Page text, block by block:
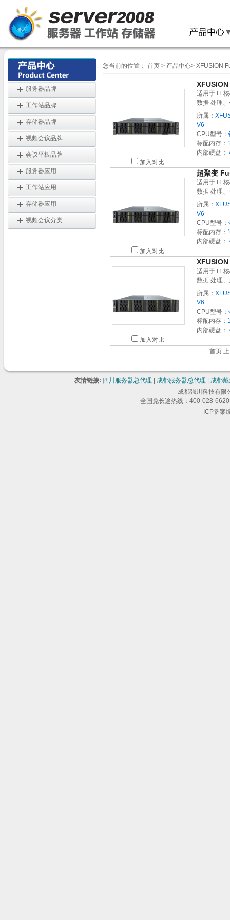
服务器品牌
工作站品牌
存储器品牌
视频会议品牌
会议平板品牌
服务器应用
工作站应用
存储器应用
视频会议分类
您当前的位置： 首页 > 产品中心> XFUSION
加入对比
适用于 IT
数据 处理
所属：
V6
CPU型号：
标配内存：
内部硬盘：
加入对比
超聚变
适用于 IT
数据 处理
所属：
V6
CPU型号：
标配内存：
内部硬盘：
加入对比
适用于 IT
数据 处理
所属：
V6
CPU型号：
标配内存：
内部硬盘：
首页
友情链接: 四川服务器总代理 成都服务器总代理
成都
成都强川科技有限
全国免长途热线：400-028-
ICP备案